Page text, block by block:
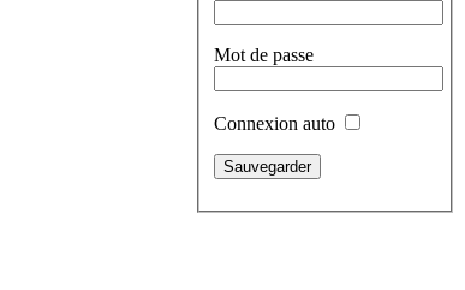
Mot de passe
Connexion auto